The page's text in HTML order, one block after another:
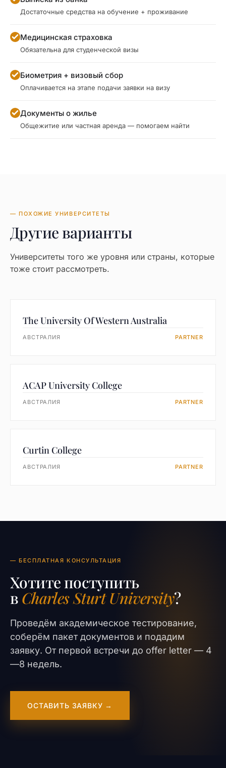
Достаточные средства на обучение + проживание
Медицинская страховка
Обязательна для студенческой визы
Биометрия + визовый сбор
Оплачивается на этапе подачи заявки на визу
Документы о жилье
Общежитие или частная аренда — помогаем найти
— ПОХОЖИЕ УНИВЕРСИТЕТЫ
Другие варианты
Университеты того же уровня или страны, которые
тоже стоит рассмотреть.
The University Of Western Australia
АВСТРАЛИЯ PARTNER
ACAP University College
АВСТРАЛИЯ PARTNER
Curtin College
АВСТРАЛИЯ PARTNER
— БЕСПЛАТНАЯ КОНСУЛЬТАЦИЯ
Хотите поступить
в Charles Sturt University?
Проведём академическое тестирование,
соберём пакет документов и подадим
заявку. От первой встречи до offer letter — 4
—8 недель.
ОСТАВИТЬ ЗАЯВКУ →